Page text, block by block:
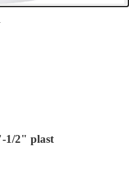
1/2" plast